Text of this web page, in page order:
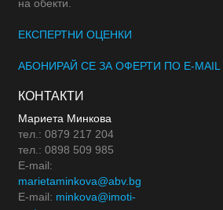
на обекти.
ЕКСПЕРТНИ ОЦЕНКИ
АБОНИРАЙ СЕ ЗА ОФЕРТИ ПО E-MAIL
КОНТАКТИ
Мариета Минкова
тел.: 0879 217 204
тел.: 0898 509 985
E-mail:
marietaminkova@abv.bg
E-mail: minkova@imoti-